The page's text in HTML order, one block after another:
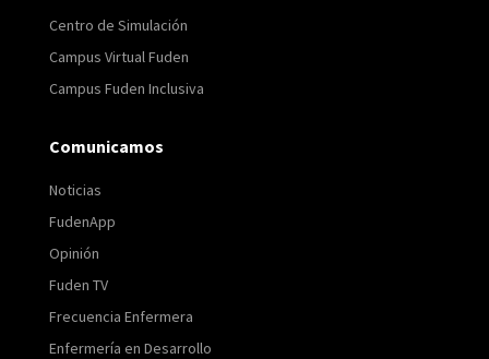
Centro de Simulación
Campus Virtual Fuden
Campus Fuden Inclusiva
Comunicamos
Noticias
FudenApp
Opinión
Fuden TV
Frecuencia Enfermera
Enfermería en Desarrollo